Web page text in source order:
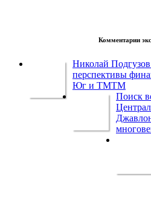
Комментарии
Николай
перспективы
Юг и ТМТМ
Поиск